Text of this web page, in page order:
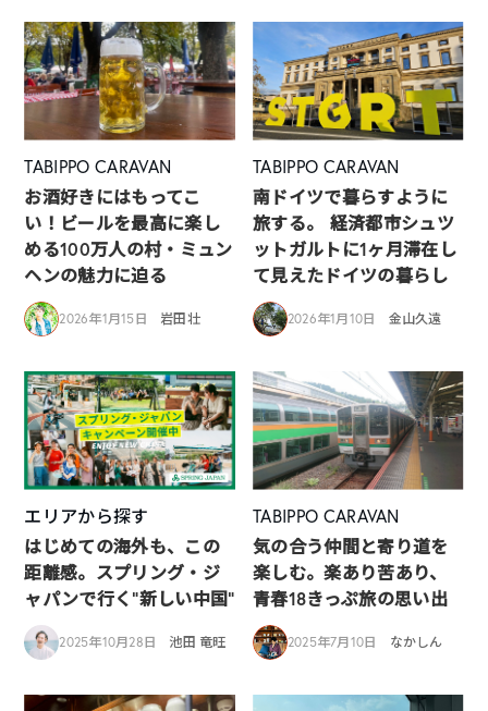
TABIPPO CARAVAN
お酒好きにはもってこ
い！ビールを最高に楽し
める100万人の村・ミュン
ヘンの魅力に迫る
2026年1月15日 岩田壮
TABIPPO CARAVAN
南ドイツで暮らすように
旅する。 経済都市シュツ
ットガルトに1ヶ月滞在し
て見えたドイツの暮らし
2026年1月10日 金山久遠
エリアから探す
はじめての海外も、この
距離感。スプリング・ジ
ャパンで行く“新しい中国”
2025年10月28日 池田 竜旺
TABIPPO CARAVAN
気の合う仲間と寄り道を
楽しむ。楽あり苦あり、
青春18きっぷ旅の思い出
2025年7月10日 なかしん